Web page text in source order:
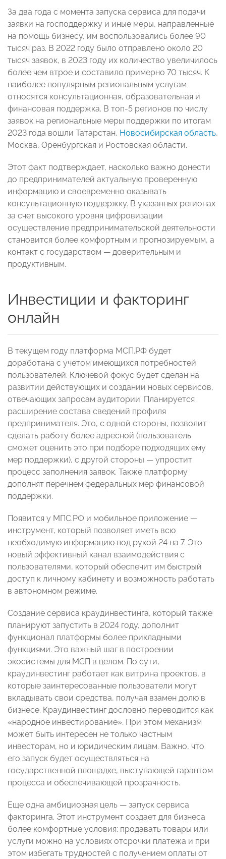
За два года с момента запуска сервиса для подачи
заявки на господдержку и иные меры, направленные
на помощь бизнесу, им воспользовались более 90
тысяч раз. В 2022 году было отправлено около 20
тысяч заявок, в 2023 году их количество увеличилось
более чем втрое и составило примерно 70 тысяч. К
наиболее популярным региональным услугам
относятся консультационная, образовательная и
финансовая поддержка. В топ-5 регионов по числу
заявок на региональные меры поддержки по итогам
2023 года вошли Татарстан, Новосибирская область,
Москва, Оренбургская и Ростовская области.
Этот факт подтверждает, насколько важно донести
до предпринимателей актуальную проверенную
информацию и своевременно оказывать
консультационную поддержку. В указанных регионах
за счет высокого уровня цифровизации
осуществление предпринимательской деятельности
становится более комфортным и прогнозируемым, а
контакт с государством — доверительным и
продуктивным.
Инвестиции и факторинг
онлайн
В текущем году платформа МСП.РФ будет
доработана с учетом имеющихся потребностей
пользователей. Ключевой фокус будет сделан на
развитии действующих и создании новых сервисов,
отвечающих запросам аудитории. Планируется
расширение состава сведений профиля
предпринимателя. Это, с одной стороны, позволит
сделать работу более адресной (пользователь
сможет оценить это при подборе подходящих ему
мер поддержки), с другой стороны — упростит
процесс заполнения заявок. Также платформу
дополнят перечнем федеральных мер финансовой
поддержки.
Появится у МПС.РФ и мобильное приложение —
инструмент, который позволяет иметь всю
необходимую информацию под рукой 24 на 7. Это
новый эффективный канал взаимодействия с
пользователями, который обеспечит им быстрый
доступ к личному кабинету и возможность работать
в автономном режиме.
Создание сервиса краудинвестинга, который также
планируют запустить в 2024 году, дополнит
функционал платформы более прикладными
функциями. Это важный шаг в построении
экосистемы для МСП в целом. По сути,
краудинвестинг работает как витрина проектов, в
которые заинтересованные пользователи могут
вкладывать свои средства, получая взамен долю в
бизнесе. Краудинвестинг дословно переводится как
«народное инвестирование». При этом механизм
может быть интересен не только частным
инвесторам, но и юридическим лицам. Важно, что
его запуск будет осуществляться на
государственной площадке, выступающей гарантом
процесса и обеспечивающей прозрачность.
Еще одна амбициозная цель — запуск сервиса
факторинга. Этот инструмент создает для бизнеса
более комфортные условия: продавать товары или
услуги можно на условиях отсрочки платежа и при
этом избегать трудностей с получением оплаты от